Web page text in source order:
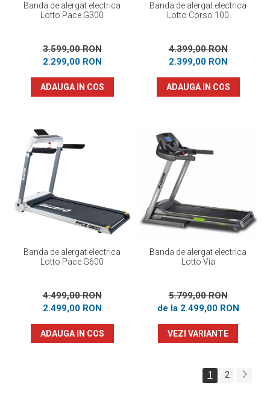
Banda de alergat electrica
Lotto Pace G300
3.599,00 RON
2.299,00 RON
ADAUGA IN COS
Banda de alergat electrica
Lotto Corso 100
4.399,00 RON
2.399,00 RON
ADAUGA IN COS
Banda de alergat electrica
Lotto Pace G600
4.499,00 RON
2.499,00 RON
ADAUGA IN COS
Banda de alergat electrica
Lotto Via
5.799,00 RON
de la 2.499,00 RON
VEZI VARIANTE
1 2